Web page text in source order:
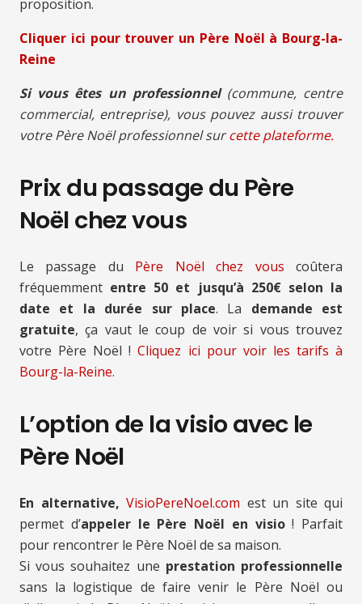
proposition.
Cliquer ici pour trouver un Père Noël à Bourg-la-
Reine
Si vous êtes un professionnel(commune, centre
commercial, entreprise), vous pouvez aussi trouver
votre Père Noël professionnel surcette plateforme.
Prix du passage du Père
Noël chez vous
Le passage du Père Noël chez vous coûtera
fréquemment entre 50 et jusqu’à 250€ selon la
date et la durée sur place. La demande est
gratuite, ça vaut le coup de voir si vous trouvez
votre Père Noël !Cliquez ici pour voir les tarifs à
Bourg-la-Reine.
L’option de la visio avec le
Père Noël
En alternative, VisioPereNoel.com est un site qui
permet d’appeler le Père Noël en visio! Parfait
pour rencontrer le Père Noël de sa maison.
Si vous souhaitez une prestation professionnelle
sans la logistique de faire venir le Père Noël ou